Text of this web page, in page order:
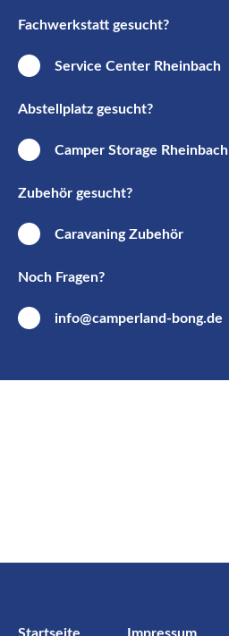
Fachwerkstatt gesucht?
Service Center Rheinbach
Abstellplatz gesucht?
Camper Storage Rheinbach
Zubehör gesucht?
Caravaning Zubehör
Noch Fragen?
info@camperland-bong.de
Startseite Impressum